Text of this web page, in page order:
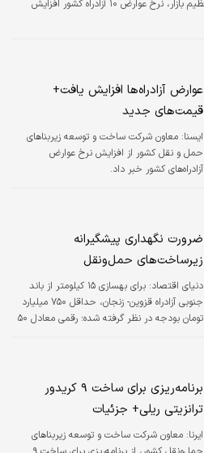
دنیای اقتصاد: با موافقت ستاد تنظیم بازار، نرخ عوارض ۱۰ آزادراه‌ کشور افزایش
عوارض آزادراه‌ها افزایش یافت+
قیمت‌های جدید
ايسنا: معاون شرکت ساخت و توسعه زیربناهای
حمل و نقل کشور از افزایش نرخ عوارض
آزادراه‌های کشور خبر داد.
ضرورت نگهداری پیشگیرانه
زیرساخت‌های حمل‌ونقل
دنیای اقتصاد: برای بهسازی ۱۵ کیلومتر از باند
جنوبی آزادراه قزوین- زنجان، حداقل ۷۵۰ میلیارد
تومان بودجه در نظر گرفته شده؛ رقمی معادل ۵۰
همان مسیر در سه دهه پیش است. مقایسه این
ارقام زمانی جالب‌تر می‌شود که بدانیم هزینه
ساخت یک کیلومتر آزادراه جدید در شرایط کنونی،
حدود ۲۵۰ میلیارد تومان برآورد می‌شود. در واقع،
برای بهسازی بخشی از یک مسیر قدیمی، به
برنامه‌ریزی برای ساخت ۹ کریدور
ترانزیتی ریلی+ جزئیات
ایرنا: معاون شرکت ساخت و توسعه زیربناهای